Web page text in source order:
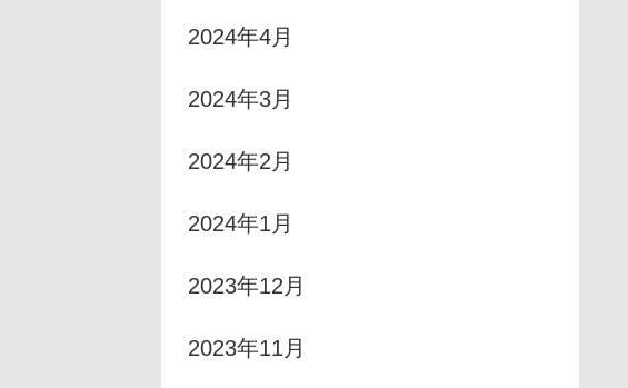
2024年4月
2024年3月
2024年2月
2024年1月
2023年12月
2023年11月